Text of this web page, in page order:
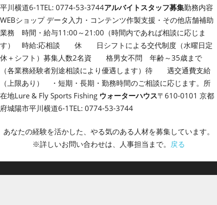
平川横道6-1TEL: 0774-53-3744アルバイトスタッフ募集勤務内容
WEBショップ データ入力・コンテンツ作製支援・その他店舗補助
業務 時間・給与11:00～21:00（時間内であれば相談に応じま
す） 時給:応相談 休 日シフトによる交代制度（水曜日定
休＋シフト）募集人数2名資 格男女不問 年齢～35歳まで
（各業務経験者別途相談により優遇します）待 遇交通費支給
（上限あり） ・短期・長期・勤務時間のご相談に応じます。所
在地Lure & Fly Sports Fishing ウォーターハウス〒610-0101 京都
府城陽市平川横道6-1TEL: 0774-53-3744
あなたの経験を活かした、やる気のある人材を募集しています。
※詳しいお問い合わせは、人事担当まで。 戻る